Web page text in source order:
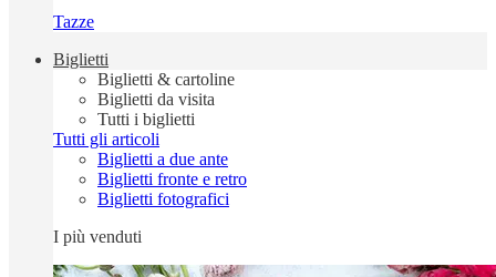
Tazze
Biglietti
Biglietti & cartoline
Biglietti da visita
Tutti i biglietti
Tutti gli articoli
Biglietti a due ante
Biglietti fronte e retro
Biglietti fotografici
I più venduti